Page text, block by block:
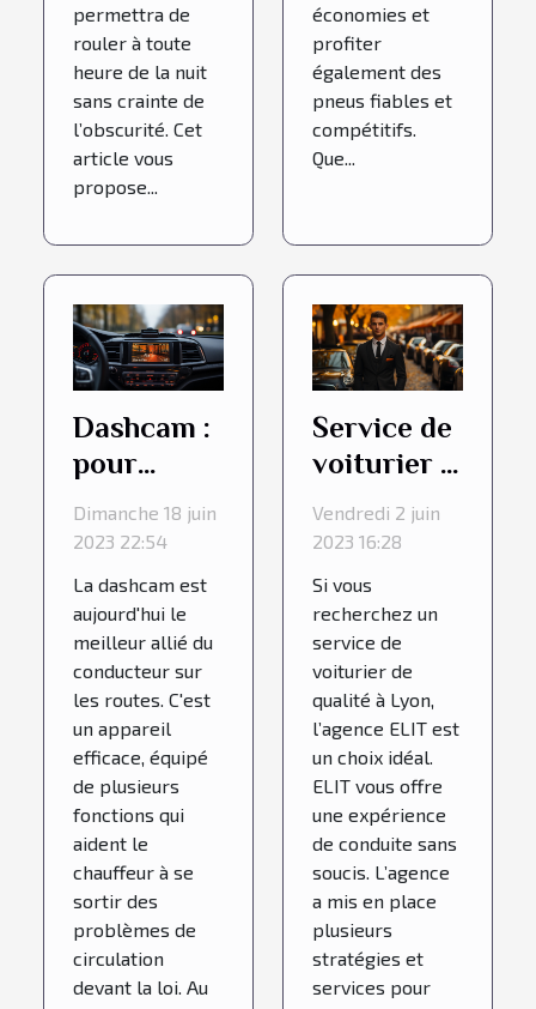
permettra de
rouler à toute
heure de la nuit
sans crainte de
l’obscurité. Cet
article vous
propose...
économies et
profiter
également des
pneus fiables et
compétitifs.
Que...
Dashcam :
pour
quelles
raisons
l'acheter ?
Dimanche 18 juin
2023 22:54
La dashcam est
aujourd'hui le
meilleur allié du
conducteur sur
les routes. C'est
un appareil
efficace, équipé
de plusieurs
fonctions qui
aident le
chauffeur à se
sortir des
problèmes de
circulation
devant la loi. Au
Service de
voiturier :
4 bonnes
raisons de
choisir
l’agence
ELIT à
Lyon
Vendredi 2 juin
2023 16:28
Si vous
recherchez un
service de
voiturier de
qualité à Lyon,
l’agence ELIT est
un choix idéal.
ELIT vous offre
une expérience
de conduite sans
soucis. L’agence
a mis en place
plusieurs
stratégies et
services pour